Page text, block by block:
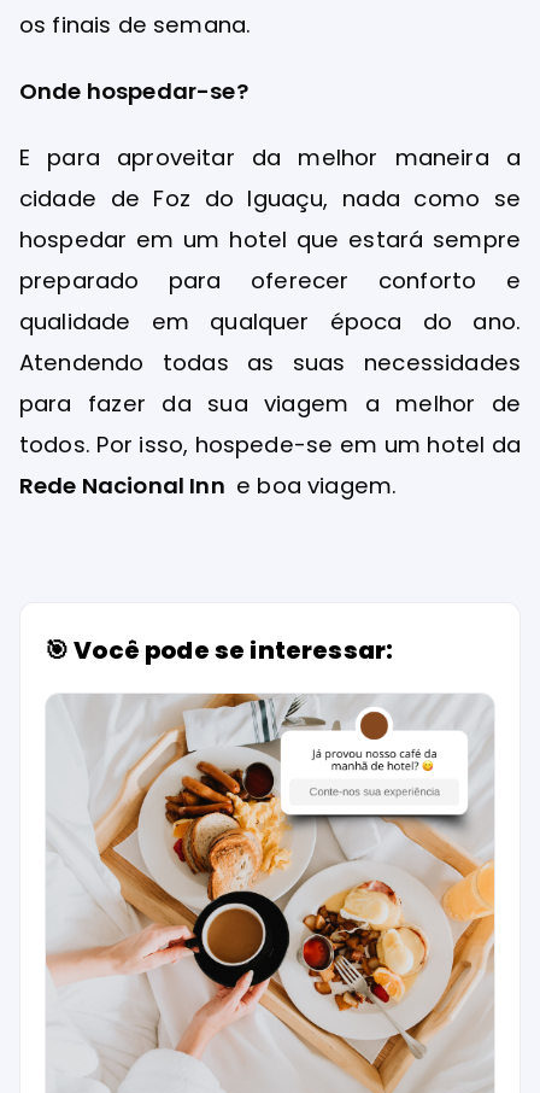
os finais de semana.
Onde hospedar-se?
E para aproveitar da melhor maneira a
cidade de Foz do Iguaçu, nada como se
hospedar em um hotel que estará sempre
preparado para oferecer conforto e
qualidade em qualquer época do ano.
Atendendo todas as suas necessidades
para fazer da sua viagem a melhor de
todos. Por isso, hospede-se em um hotel da
Rede Nacional Inn e boa viagem.
🎯 Você pode se interessar: